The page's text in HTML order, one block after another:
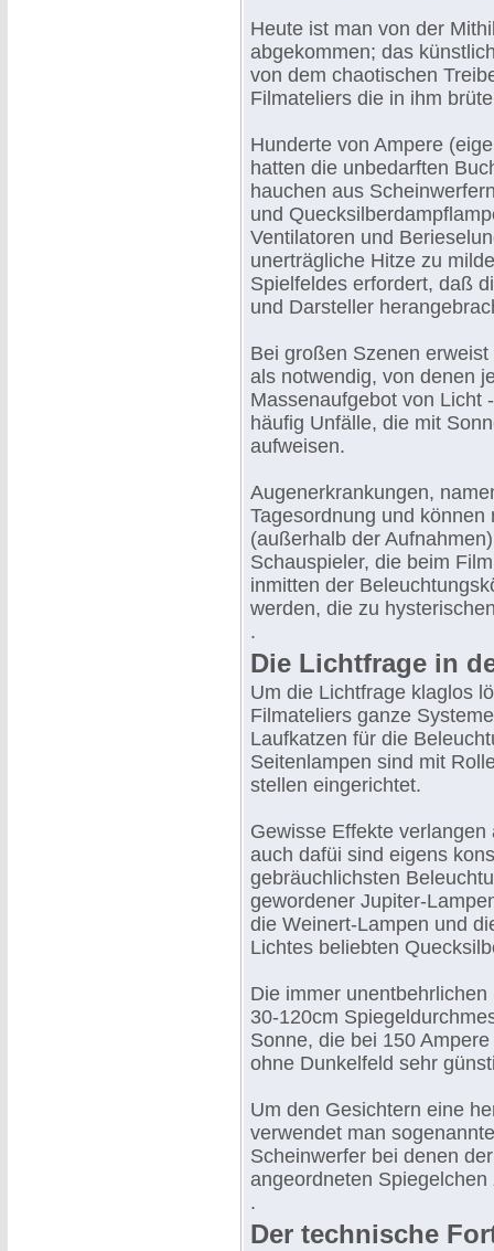
Heute ist man von der
abgekommen; das
von dem chaotischen
Filmateliers die in ihm
Hunderte von Ampere
hatten die unbedarften
hauchen aus
und
Ventilatoren und
unerträgliche Hitze zu
Spielfeldes erfordert, daß
und Darsteller
Bei großen Szenen
als notwendig, von denen
Massenaufgebot von Licht
häufig Unfälle, die mit
aufweisen.
Augenerkrankungen,
Tagesordnung und
(außerhalb der
Schauspieler, die beim
inmitten der
werden, die zu
.
Die Lichtfrage in
Um die Lichtfrage klaglos
Filmateliers ganze
Laufkatzen für die
Seitenlampen sind mit
stellen eingerichtet.
Gewisse Effekte
auch dafüi sind eigens
gebräuchlichsten
gewordener Jupiter-
die Weinert-Lampen und
Lichtes beliebten
Die immer
30-120cm
Sonne, die bei 150
ohne Dunkelfeld sehr
Um den Gesichtern eine
verwendet man
Scheinwerfer bei denen
angeordneten
.
Der technische